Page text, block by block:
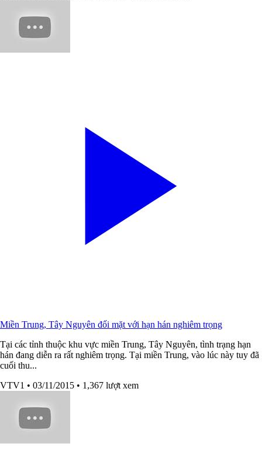
Miền Trung, Tây Nguyên đối mặt với hạn hán nghiêm trọng
Tại các tỉnh thuộc khu vực miền Trung, Tây Nguyên, tình trạng hạn
hán đang diễn ra rất nghiêm trọng. Tại miền Trung, vào lúc này tuy đã
cuối thu...
VTV1 • 03/11/2015 • 1,367 lượt xem